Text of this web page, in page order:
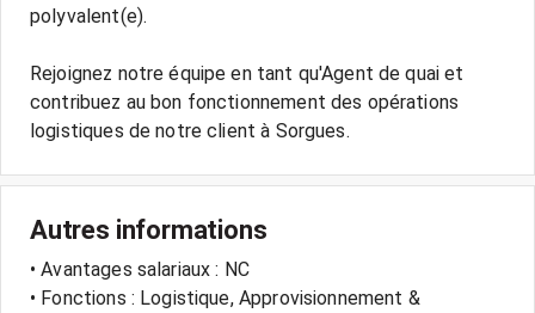
polyvalent(e).
Rejoignez notre équipe en tant qu'Agent de quai et
contribuez au bon fonctionnement des opérations
Autres informations
• Avantages salariaux : NC
• Fonctions : Logistique, Approvisionnement &